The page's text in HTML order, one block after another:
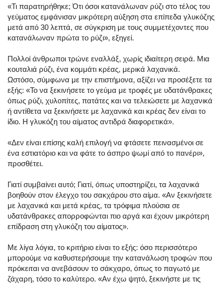
«Τι παρατηρήθηκε; Ότι όσοι κατανάλωναν ρύζι στο τέλος του
γεύματος εμφάνισαν μικρότερη αύξηση στα επίπεδα γλυκόζης
μετά από 30 λεπτά, σε σύγκριση με τους συμμετέχοντες που
κατανάλωναν πρώτα το ρύζι», εξηγεί.
Πολλοί άνθρωποι τρώνε εναλλάξ, χωρίς ιδιαίτερη σειρά. Μια
κουταλιά ρύζι, ένα κομμάτι κρέας, μερικά λαχανικά.
Ωστόσο, σύμφωνα με την επιστήμονα, αξίζει να προσέξετε τα
εξής: «Το να ξεκινήσετε το γεύμα με τροφές με υδατάνθρακες
όπως ρύζι, χυλοπίτες, πατάτες και να τελειώσετε με λαχανικά
ή αντίθετα να ξεκινήσετε με λαχανικά και κρέας δεν είναι το
ίδιο. Η γλυκόζη του αίματος αντιδρά διαφορετικά».
«Δεν είναι επίσης καλή επιλογή να φτάσετε πεινασμένοι σε
ένα εστιατόριο και να φάτε το άσπρο ψωμί από το πανέρι»,
προσθέτει.
Γιατί συμβαίνει αυτό; Γιατί, όπως υποστηρίζει, τα λαχανικά
βοηθούν στον έλεγχο του σακχάρου στο αίμα. «Αν ξεκινήσετε
με λαχανικά και μετά κρέας, τα τρόφιμα πλούσια σε
υδατάνθρακες απορροφώνται πιο αργά και έχουν μικρότερη
επίδραση στη γλυκόζη του αίματος».
Με λίγα λόγια, το κριτήριο είναι το εξής: όσο περισσότερο
μπορούμε να καθυστερήσουμε την κατανάλωση τροφών που
πρόκειται να ανεβάσουν το σάκχαρο, όπως το παγωτό με
ζάχαρη, τόσο το καλύτερο. «Αν έχω ψητό, ξεκινήστε με τις